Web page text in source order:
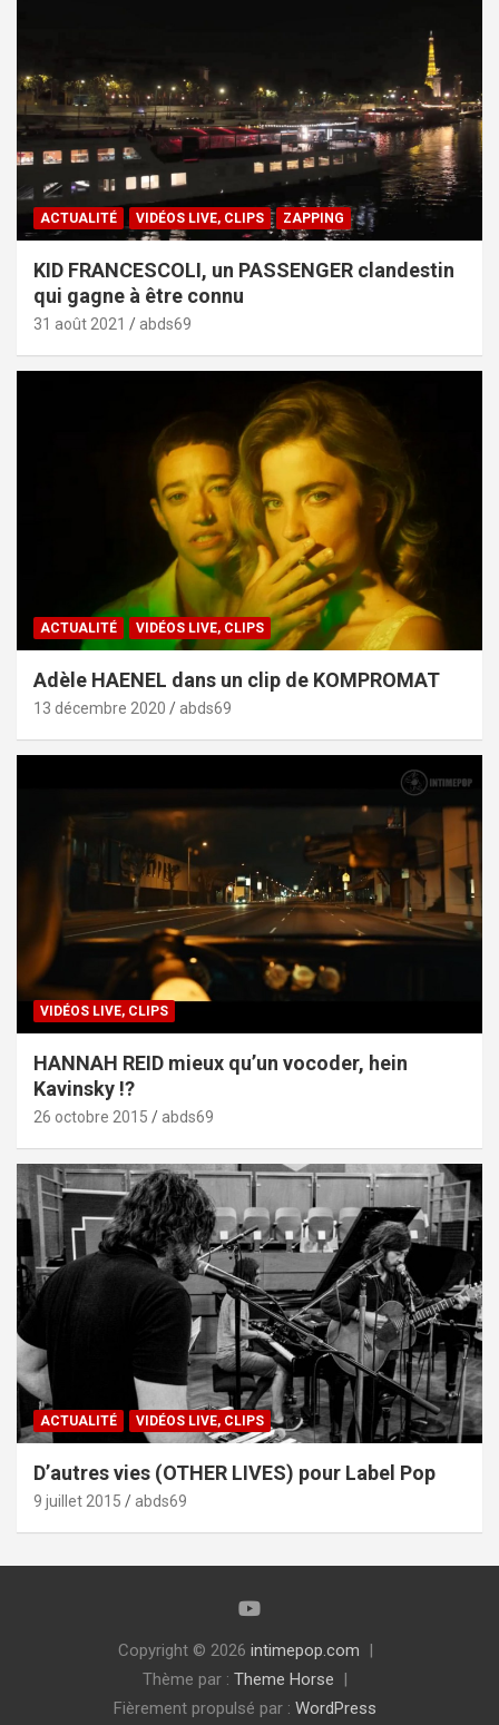
ACTUALITÉ VIDÉOS LIVE, CLIPS ZAPPING
KID FRANCESCOLI, un PASSENGER clandestin
qui gagne à être connu
31 août 2021 abds69
ACTUALITÉ VIDÉOS LIVE, CLIPS
Adèle HAENEL dans un clip de KOMPROMAT
13 décembre 2020 abds69
VIDÉOS LIVE, CLIPS
HANNAH REID mieux qu’un vocoder, hein
Kavinsky !?
26 octobre 2015 abds69
ACTUALITÉ VIDÉOS LIVE, CLIPS
D’autres vies (OTHER LIVES) pour Label Pop
9 juillet 2015 abds69
Copyright © 2026 intimepop.com
Thème par : Theme Horse
Fièrement propulsé par : WordPress